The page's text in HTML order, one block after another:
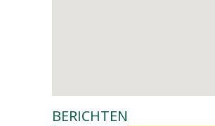
BERICHTEN